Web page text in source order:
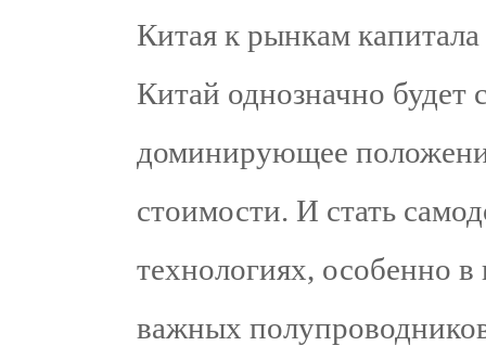
Китая к рынкам
Китай однозначно будет
доминирующее
стоимости. И стать
технологиях, особенно
важных